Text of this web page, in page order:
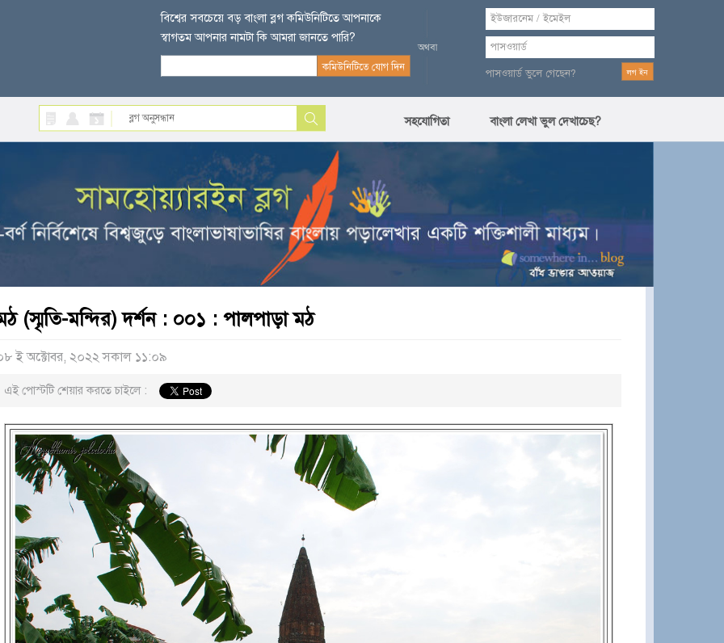
বিশ্বের সবচেয়ে বড় বাংলা ব্লগ কমিউনিটিতে আপনাকে
স্বাগতম আপনার নামটা কি আমরা জানতে পারি?
পাসওয়ার্ড ভুলে গেছেন?
সহযোগিতা বাংলা লেখা ভুল দেখাচেছ?
(স্মৃতি-মন্দির) দর্শন : ০০১ : পালপাড়া মঠ
ই অক্টোবর, ২০২২ সকাল ১১:০৯
এই পোস্টটি শেয়ার করতে চাইলে :